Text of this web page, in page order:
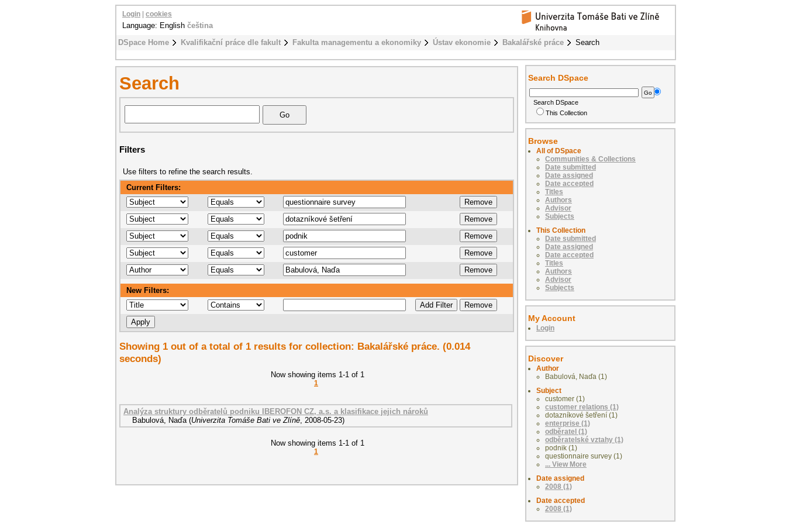
DSpace Home Kvalifikační práce dle fakult Fakulta managementu a ekonomiky Ústav ekonomie Bakalářské práce Search
Login cookies
Language: English čeština
Search
Filters
Use filters to refine the search results.
Current Filters:
New Filters:
Showing 1 out of a total of 1 results for collection: Bakalářské práce. (0.014
seconds)
Now showing items 1-1 of 1
1
Analýza struktury odběratelů podniku IBEROFON CZ, a.s. a klasifikace jejich nároků
Babulová, Naďa (Univerzita Tomáše Bati ve Zlíně, 2008-05-23)
Now showing items 1-1 of 1
1
Search DSpace
Search DSpace
This Collection
Browse
All of DSpace
Communities & Collections
Date submitted
Date assigned
Date accepted
Titles
Authors
Advisor
Subjects
This Collection
Date submitted
Date assigned
Date accepted
Titles
Authors
Advisor
Subjects
My Account
Login
Discover
Author
Babulová, Naďa (1)
Subject
customer (1)
customer relations (1)
dotazníkové šetření (1)
enterprise (1)
odběratel (1)
odběratelské vztahy (1)
podnik (1)
questionnaire survey (1)
... View More
Date assigned
2008 (1)
Date accepted
2008 (1)